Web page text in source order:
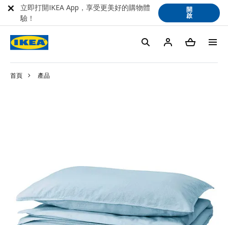
首頁 產品
立即打開IKEA App，享受更美好的購物體
驗！
開
啟